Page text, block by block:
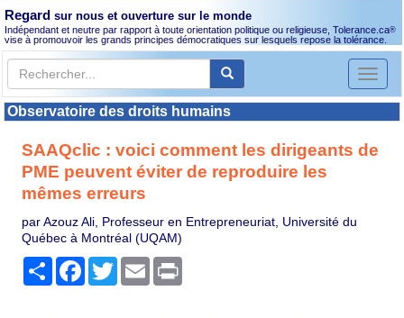
Regard sur nous et ouverture sur le monde
Indépendant et neutre par rapport à toute orientation politique ou religieuse, Tolerance.ca®
vise à promouvoir les grands principes démocratiques sur lesquels repose la tolérance.
Toggle
Observatoire des droits humains
SAAQclic : voici comment les dirigeants de
PME peuvent éviter de reproduire les
mêmes erreurs
par Azouz Ali, Professeur en Entrepreneuriat, Université du
Québec à Montréal (UQAM)
PartagerFacebook
TwitterEmail